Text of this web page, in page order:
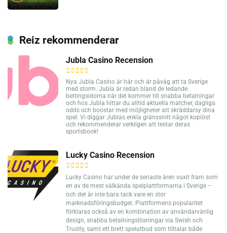
Reiz rekommenderar
Jubla Casino Recension
Nya Jubla Casino är här och är påväg att ta Sverige
med storm. Jubla är redan bland de ledande
bettingsidorna när det kommer till snabba betalningar
och hos Jubla hittar du alltid aktuella matcher, dagliga
odds och boostar med möjligheter att skräddarsy dina
spel. Vi diggar Jublas enkla gränssnitt något kopiöst
och rekommenderar verkligen att testar deras
sportsbook!
Lucky Casino Recension
Lucky Casino har under de senaste åren vuxit fram som
en av de mest välkända spelplattformarna i Sverige –
och det är inte bara tack vare en stor
marknadsföringsbudget. Plattformens popularitet
förklaras också av en kombination av användarvänlig
design, snabba betalningslösningar via Swish och
Trustly, samt ett brett spelutbud som tilltalar både